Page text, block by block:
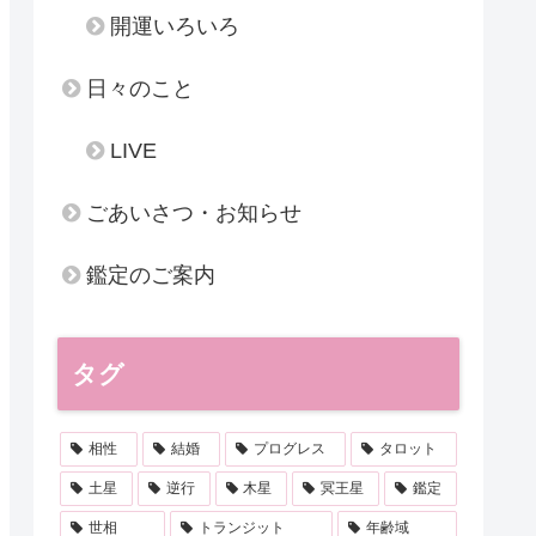
開運いろいろ
日々のこと
LIVE
ごあいさつ・お知らせ
鑑定のご案内
タグ
相性 結婚 プログレス タロット
土星 逆行 木星 冥王星 鑑定
世相 トランジット 年齢域